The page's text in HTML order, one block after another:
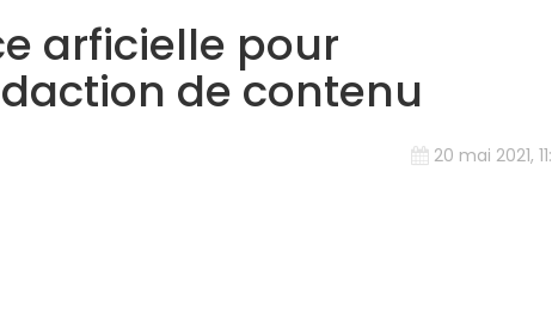
arficielle pour
de contenu
20 mai 2021,